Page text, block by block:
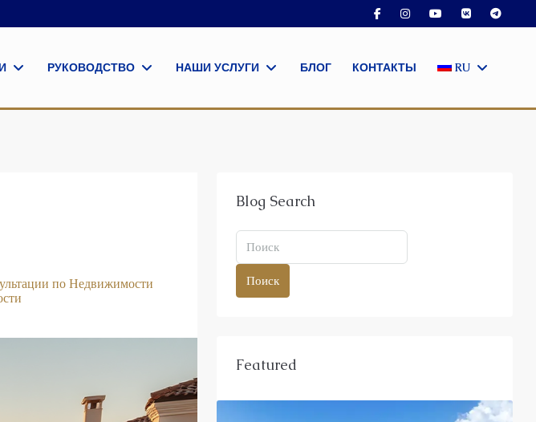
РУКОВОДСТВО НАШИ УСЛУГИ БЛОГ КОНТАКТЫ RU
по Недвижимости
Blog Search
Поиск
Featured